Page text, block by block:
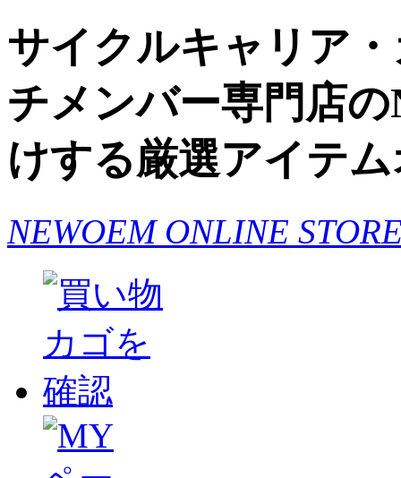
サイクルキャリア
チメンバー専門店
けする厳選アイテ
NEWOEM ONLINE